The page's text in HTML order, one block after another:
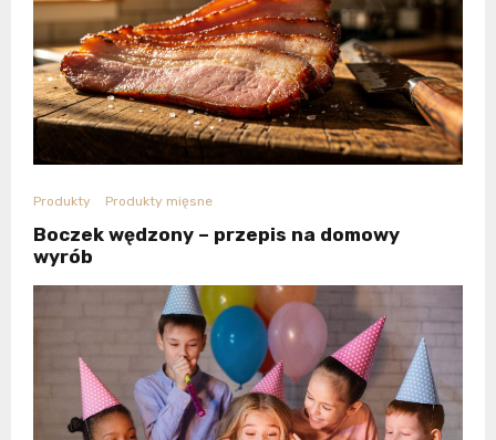
Produkty Produkty mięsne
Boczek wędzony – przepis na domowy
wyrób